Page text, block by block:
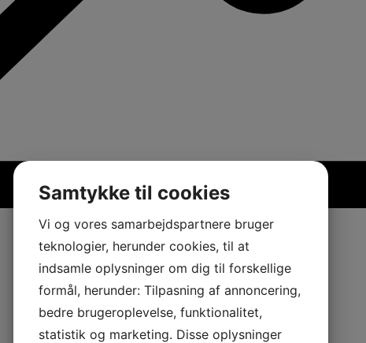
Samtykke til cookies
Vi og vores samarbejdspartnere bruger
teknologier, herunder cookies, til at
indsamle oplysninger om dig til forskellige
formål, herunder: Tilpasning af annoncering,
bedre brugeroplevelse, funktionalitet,
statistik og marketing. Disse oplysninger